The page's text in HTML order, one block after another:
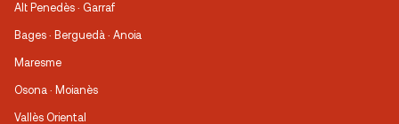
Alt Penedès · Garraf
Bages · Berguedà · Anoia
Maresme
Osona · Moianès
Vallès Oriental